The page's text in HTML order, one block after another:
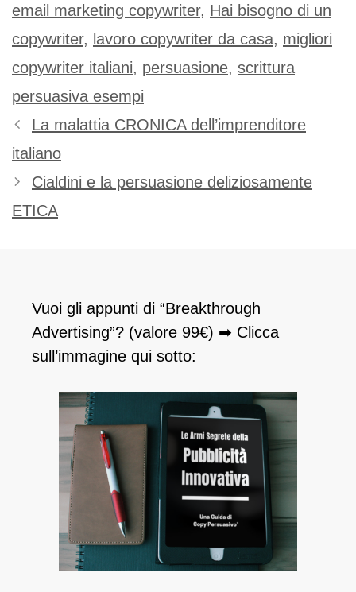
email marketing copywriter, Hai bisogno di un
copywriter, lavoro copywriter da casa, migliori
copywriter italiani, persuasione, scrittura
persuasiva esempi
La malattia CRONICA dell’imprenditore
italiano
Cialdini e la persuasione deliziosamente
ETICA
Vuoi gli appunti di “Breakthrough
Advertising”? (valore 99€) ➡ Clicca
sull’immagine qui sotto: